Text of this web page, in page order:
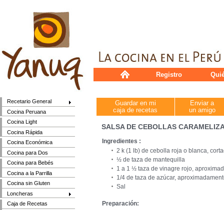
Recetario General
Cocina Peruana
Cocina Light
Cocina Rápida
Cocina Económica
Cocina para Dos
Cocina para Bebés
Cocina a la Parrilla
Cocina sin Gluten
Loncheras
Caja de Recetas
Registro
Guardar en mi
caja de recetas
Enviar a
un amigo
SALSA DE CEBOLLAS
Ingredientes :
2 k (1 lb) de cebolla roja o blanca,
½ de taza de mantequilla
1 a 1 ½ taza de vinagre rojo,
1/4 de taza de azúcar,
Sal
Preparación: